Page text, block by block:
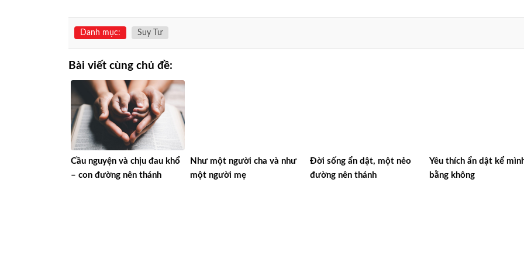
Danh mục: Suy Tư
Bài viết cùng chủ đề:
Cầu nguyện và chịu đau khổ
– con đường nên thánh
Như một người cha và như
một người mẹ
Đời sống ẩn dật, một nẻo
đường nên thánh
Yêu thích ẩn dật kể
bằng không